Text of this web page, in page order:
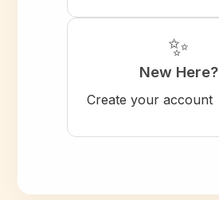
✨
New Here?
Create your account